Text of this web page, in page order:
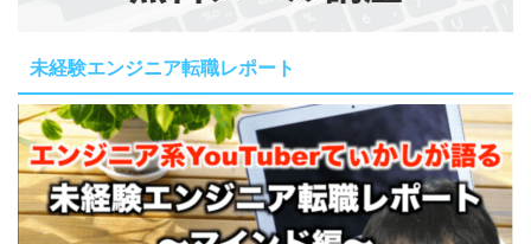
未経験エンジニア転職レポート